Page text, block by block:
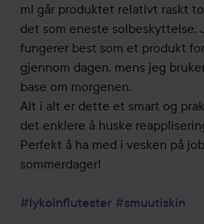
ml går produktet relativt raskt
det som eneste solbeskyttelse.
fungerer best som et produkt
gjennom dagen, mens jeg
base om morgenen.
Alt i alt er dette et smart og
det enklere å huske
Perfekt å ha med i vesken på
sommerdager!
#lykoinflutester #smuutiskin